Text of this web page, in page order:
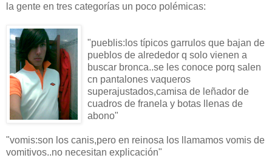
la gente en tres categorías un poco polémicas:
"pueblis:los típicos garrulos que bajan de
pueblos de alrededor q solo vienen a
buscar bronca..se les conoce porq salen
cn pantalones vaqueros
superajustados,camisa de leñador de
cuadros de franela y botas llenas de
abono"
"vomis:son los canis,pero en reinosa los llamamos vomis de
vomitivos..no necesitan explicación"